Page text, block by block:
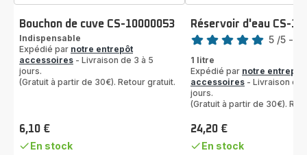
Bouchon de cuve CS-10000053
Indispensable
Expédié par notre entrepôt
accessoires - Livraison de 3 à 5
jours.
(Gratuit à partir de 30€). Retour gratuit.
Prix
6,10 €
En stock
Réservoir d'eau CS-
Note
5
étoiles
(moyenne)
5 /5 -
1 litre
Expédié par notre entrepôt
accessoires - Livraison de
jours.
(Gratuit à partir de 30€).
Prix
24,20 €
En stock